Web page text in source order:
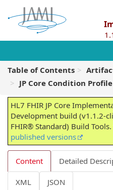
Table of Contents
JP Core Condition Profile
HL7 FHIR JP Core
Development build (v1.1.2-
FHIR® Standard) Build Tools.
published versions
Content Detailed
XML JSON